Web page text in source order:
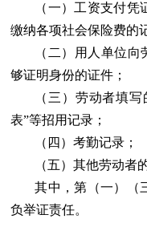
（一）工资支付凭
缴纳各项社会保险费的
（二）用人单位
够证明身份的证件；
（三）劳动者填
表”等招用记录；
（四）考勤记录；
（五）其他劳动者
其中，第（一）（
负举证责任。